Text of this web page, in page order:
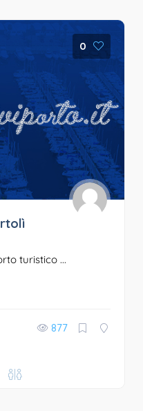
0
turistico ...
877